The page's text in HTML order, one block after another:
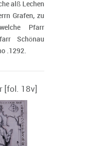
alß Lechen
Grafen, zu
Pfarr
Schönau
.1292.
[fol. 18v]